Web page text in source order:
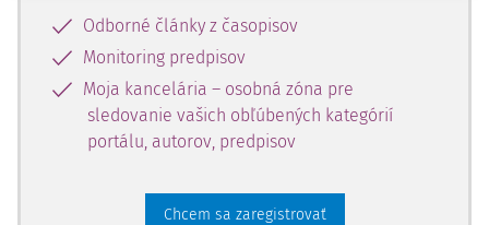
Odborné články z časopisov
Monitoring predpisov
Moja kancelária – osobná zóna pre
sledovanie vašich obľúbených kategórií
portálu, autorov, predpisov
Chcem sa zaregistrovať